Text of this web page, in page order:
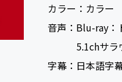
カラー： カラー
音声： Blu-ray：
5.1chサラ
字幕： 日本語字